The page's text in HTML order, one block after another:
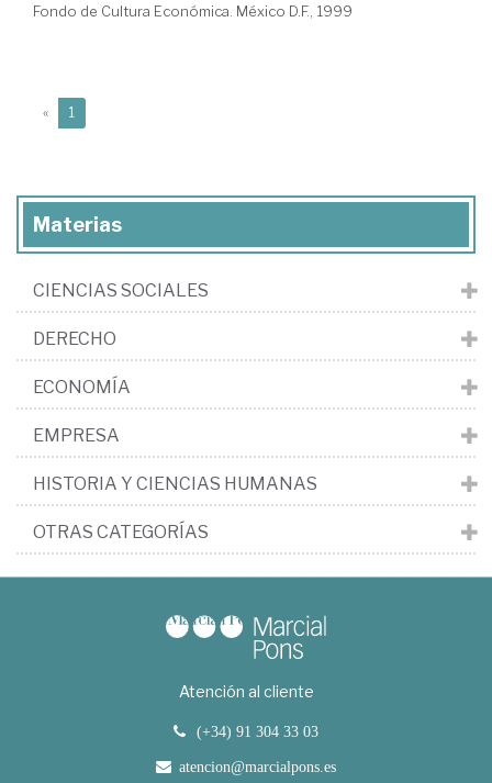
Fondo de Cultura Económica. México D.F., 1999
« 1
Materias
CIENCIAS SOCIALES
DERECHO
ECONOMÍA
EMPRESA
HISTORIA Y CIENCIAS HUMANAS
OTRAS CATEGORÍAS
Atención al cliente
(+34) 91 304 33 03
atencion@marcialpons.es